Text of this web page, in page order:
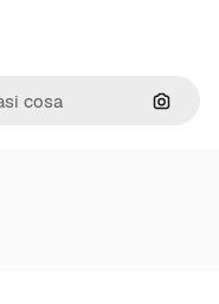
Cerca